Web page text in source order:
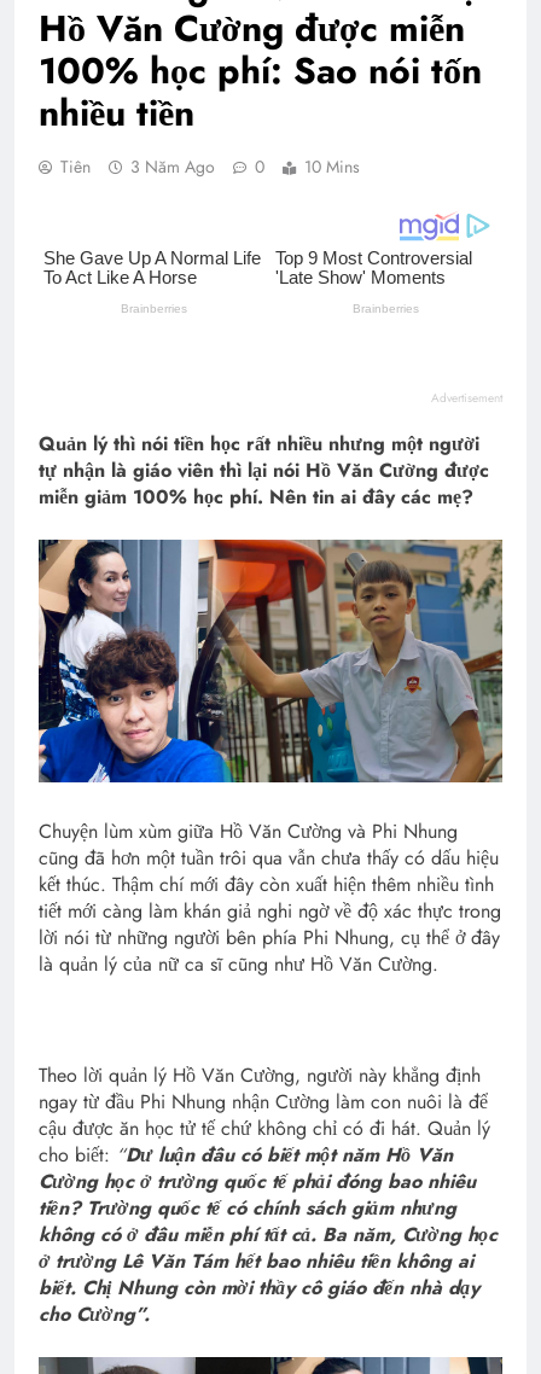
Hồ Văn Cường được miễn
100% học phí: Sao nói tốn
nhiều tiền
Tiên 3 Năm Ago 0 10 Mins
Advertisement
Quản lý thì nói tiền học rất nhiều nhưng một người
tự nhận là giáo viên thì lại nói Hồ Văn Cường được
miễn giảm 100% học phí. Nên tin ai đây các mẹ?
Chuyện lùm xùm giữa Hồ Văn Cường và Phi Nhung
cũng đã hơn một tuần trôi qua vẫn chưa thấy có dấu hiệu
kết thúc. Thậm chí mới đây còn xuất hiện thêm nhiều tình
tiết mới càng làm khán giả nghi ngờ về độ xác thực trong
lời nói từ những người bên phía Phi Nhung, cụ thể ở đây
là quản lý của nữ ca sĩ cũng như Hồ Văn Cường.
Theo lời quản lý Hồ Văn Cường, người này khẳng định
ngay từ đầu Phi Nhung nhận Cường làm con nuôi là để
cậu được ăn học tử tế chứ không chỉ có đi hát. Quản lý
cho biết: “Dư luận đâu có biết một năm Hồ Văn
Cường học ở trường quốc tế phải đóng bao nhiêu
tiền? Trường quốc tế có chính sách giảm nhưng
không có ở đâu miễn phí tất cả. Ba năm, Cường học
ở trường Lê Văn Tám hết bao nhiêu tiền không ai
biết. Chị Nhung còn mời thầy cô giáo đến nhà dạy
cho Cường”.